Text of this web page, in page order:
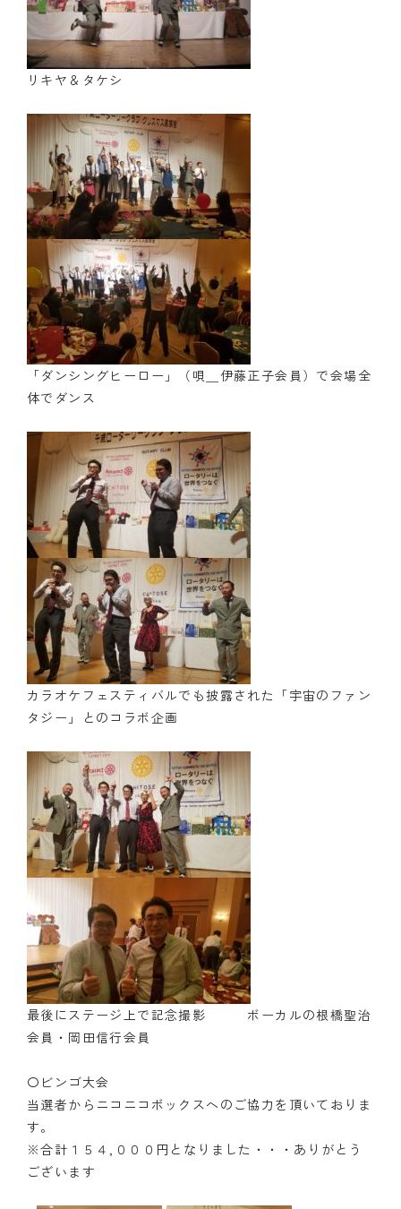
リキヤ＆タケシ
「ダンシングヒーロー」（唄＿伊藤正子会員）で会場全
体でダンス
カラオケフェスティバルでも披露された「宇宙のファン
タジー」とのコラボ企画
最後にステージ上で記念撮影 ボーカルの根橋聖治
会員・岡田信行会員
〇ビンゴ大会
当選者からニコニコボックスへのご協力を頂いておりま
す。
※合計１５４,０００円となりました・・・ありがとう
ございます